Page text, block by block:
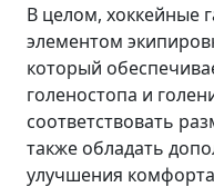
В целом, хоккейные
элементом
который
голеностопа и
соответствовать
также обладать
улучшения